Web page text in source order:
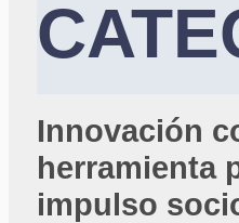
Innovación
herramienta
impulso